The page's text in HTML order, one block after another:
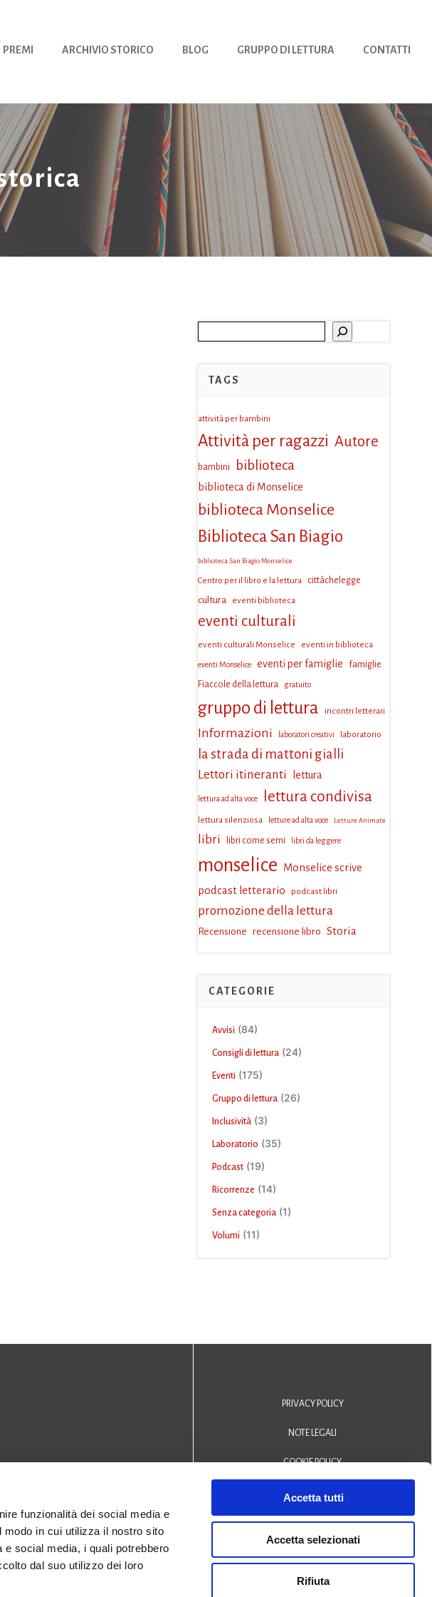
funzionalità dei social media e
in cui utilizza il nostro sito
social media, i quali potrebbero
dal suo utilizzo dei loro
Accetta tutti
Accetta selezionati
Rifiuta
PREMI ARCHIVIO STORICO BLOG GRUPPO DI LETTURA CONTATTI
TAGS
attività per bambini
Attività per ragazzi Autore
bambini biblioteca
biblioteca di Monselice
biblioteca Monselice
Biblioteca San Biagio
biblioteca San Biagio Monselice
Centro per il libro e la lettura cittàchelegge
cultura eventi biblioteca
eventi culturali
eventi culturali Monselice eventi in biblioteca
eventi Monselice eventi per famiglie
famiglie
Fiaccole della lettura
gratuito
gruppo di lettura incontri letterari
Informazioni laboratori creativi laboratorio
la strada di mattoni gialli
Lettori itineranti lettura
lettura ad alta voce lettura condivisa
lettura silenziosa letture ad alta voce Letture Animate
libri libri come semi libri da leggere
monselice Monselice scrive
podcast letterario
podcast libri
promozione della lettura
Recensione recensione libro Storia
CATEGORIE
Avvisi (84)
Consigli di lettura(24)
Eventi (175)
Gruppo di lettura(26)
Inclusività(3)
Laboratorio (35)
Podcast(19)
Ricorrenze (14)
Senza categoria(1)
Volumi (11)
Via San Biagio,10
35043 Monselice (PD)
PRIVACY POLICY
NOTE LEGALI
COOKIE POLICY
DICHIARAZIONE DI ACCESSIBILITÀ
© 2024 Biblioteca Comunale
San Biagio Monselice -